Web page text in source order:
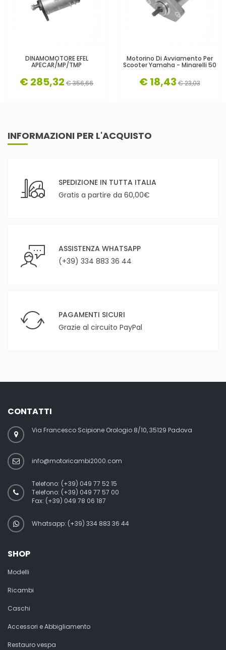
DINAMOMOTORE EFEL
APECAR/MP/TMP
€ 285,32 € 356,66
Motorino Di Avviamento Per
Scooter Yamaha - Minarelli 50
€ 18,43 € 23,03
INFORMAZIONI PER L'ACQUISTO
SPEDIZIONE IN TUTTA ITALIA
Gratis a partire da 60,00€
ASSISTENZA WHATSAPP
(+39) 334 883 36 44
PAGAMENTI SICURI
Grazie al circuito PayPal
CONTATTI
Via Francesco Scipione Orologio 8/10, 35129 Padova
info@motoricambi2000.com
Telefono: (+39) 049 77 52 15
Telefono: (+39) 049 77 57 00
Fax: (+39) 049 78 06 187
Whatsapp: (+39) 334 883 36 44
SHOP
Modelli
Ricambi
Caschi
Accessori e Abbigliamento
Restauro vespa